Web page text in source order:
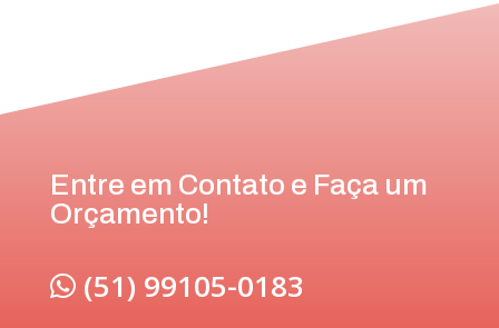
Entre em Contato e Faça um
Orçamento!
(51) 99105-0183